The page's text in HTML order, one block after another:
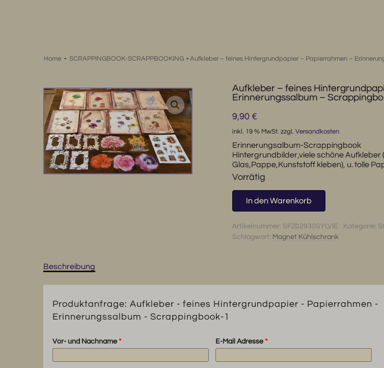
Home • SCRAPPINGBOOK-SCRAPPBOOKING •Aufkleber – feines Hintergrundpapier – Papierrahmen –
Aufkleber – feines
Erinnerungssalbum –
9,90 €
inkl. 19 % MwSt. zzgl. Versandkosten
Erinnerungsalbum-Scrappingbook
Hintergrundbilder,viele schöne Aufkleber
Glas,Pappe,Kunststoff kleben), u. tolle
Vorrätig
Hintergrundpapier
-
-
1
In den Warenkorb
Artikelnummer: SFZ02930SYLVIE Kategorie:
Schlagwort: Magnet Kühlschrank
Beschreibung
Produktanfrage: Aufkleber - feines Hintergrundpapier - Papierrahmen -
Erinnerungssalbum - Scrappingbook-1
Vor- und Nachname* E-Mail Adresse*